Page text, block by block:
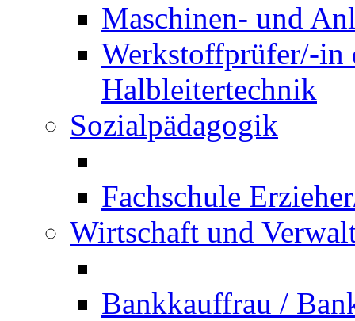
Maschinen- und
Werkstoffprüfer/-in
Halbleitertechnik
Sozialpädagogik
Fachschule
Wirtschaft und
Bankkauffrau /